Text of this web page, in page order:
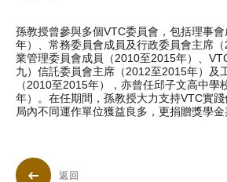
孫教授曾參與多個VTC委員會，包括理事
年）、常務委員會成員及行政委員會主席
業管理委員會成員（2010至2015年）、
九）信託委員會主席（2012至2015年）及
（2010至2015年），亦曾任邱子文高中學
年）。在任期間，孫教授大力支持VTC實
局內不同運作單位獲益良多，更捐贈獎學金
返回